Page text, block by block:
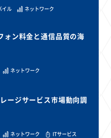
イル ネットワーク
ォン料金と通信品質の海
ネットワーク
ージサービス市場動向調
ネットワーク
ITサービス